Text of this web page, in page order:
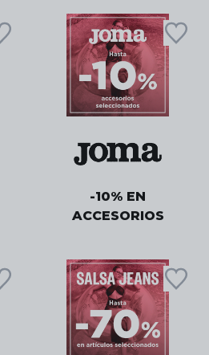
-10% EN
ACCESORIOS